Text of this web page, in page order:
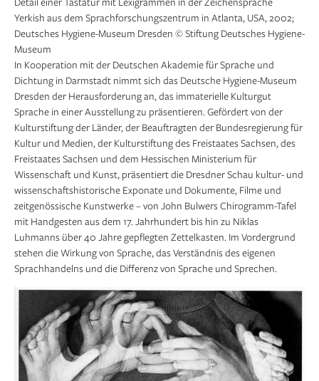
Yerkish aus dem Sprachforschungszentrum in Atlanta, USA, 2002;
Deutsches Hygiene-Museum Dresden © Stiftung Deutsches Hygiene-
Museum
In Kooperation mit der Deutschen Akademie für Sprache und
Dichtung in Darmstadt nimmt sich das Deutsche Hygiene-Museum
Dresden der Herausforderung an, das immaterielle Kulturgut
Sprache in einer Ausstellung zu präsentieren. Gefördert von der
Kulturstiftung der Länder, der Beauftragten der Bundesregierung für
Kultur und Medien, der Kulturstiftung des Freistaates Sachsen, des
Freistaates Sachsen und dem Hessischen Ministerium für
Wissenschaft und Kunst, präsentiert die Dresdner Schau kultur- und
wissenschaftshistorische Exponate und Dokumente, Filme und
zeitgenössische Kunstwerke – von John Bulwers Chirogramm-Tafel
mit Handgesten aus dem 17. Jahrhundert bis hin zu Niklas
Luhmanns über 40 Jahre gepflegten Zettelkasten. Im Vordergrund
stehen die Wirkung von Sprache, das Verständnis des eigenen
Sprachhandelns und die Differenz von Sprache und Sprechen.